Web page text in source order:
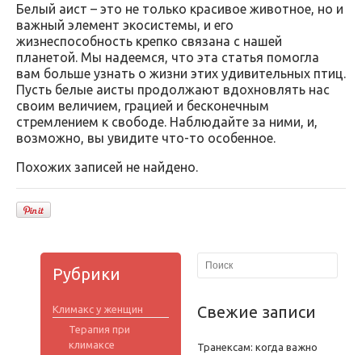
Белый аист – это не только красивое животное, но и
важный элемент экосистемы, и его
жизнеспособность крепко связана с нашей
планетой. Мы надеемся, что эта статья помогла
вам больше узнать о жизни этих удивительных птиц.
Пусть белые аисты продолжают вдохновлять нас
своим величием, грацией и бесконечным
стремлением к свободе. Наблюдайте за ними, и,
возможно, вы увидите что-то особенное.
Похожих записей не найдено.
Рубрики
Климакс у женщин
Терапия при
климаксе
Свежие записи
Транексам: когда важно